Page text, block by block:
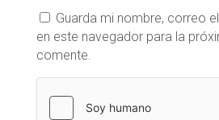
Guarda mi nombre, correo
en este navegador para la
comente.